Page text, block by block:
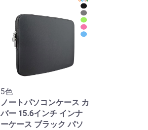
5色
ノートパソコンケース カ
バー 15.6インチ インナ
ーケース ブラック パソ